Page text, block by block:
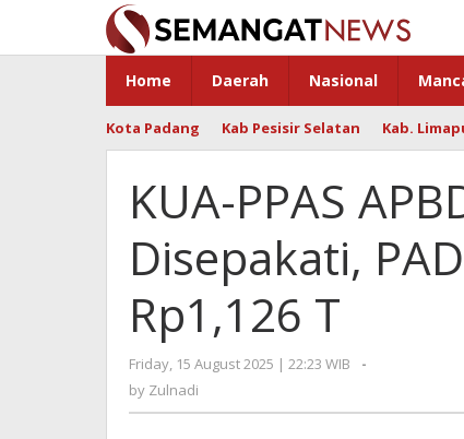
content
Home Daerah Nasional
Kota Padang Kab Pesisir Selatan Kab.
KUA-PPAS
Disepakati,
Rp1,126 T
Friday, 15 August 2025 | 22:23 WIB
by
-
by Zulnadi